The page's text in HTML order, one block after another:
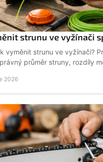
strunu ve vyžínači
vyměnit strunu ve vyžínači?
průměr struny, rozdíly
2026